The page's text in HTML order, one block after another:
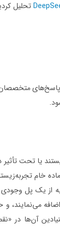
تحلیل
یا تحت تأثیر
خام
از یک پل
می‌نمایند، و
آن‌ها در